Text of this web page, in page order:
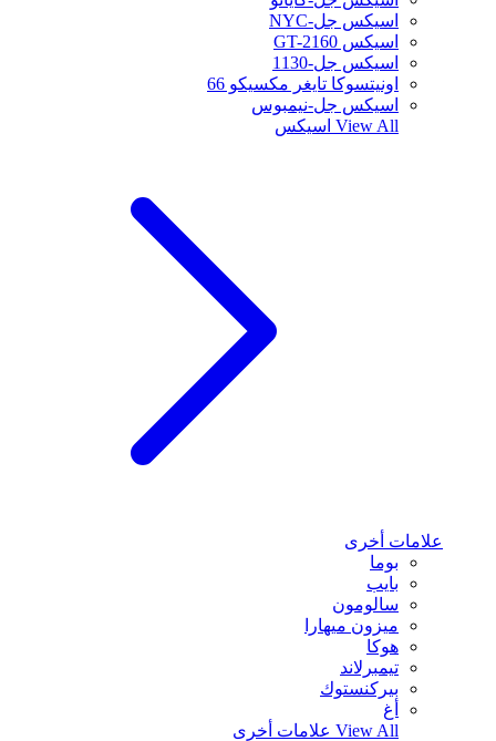
اسيكس جل-NYC
اسيكس GT-2160
اسيكس جل-1130
اونيتسوكا تايغر مكسيكو 66
اسيكس جل-نيمبوس
View All اسيكس
علامات أخرى
بوما
بايب
سالومون
ميزون ميهارا
هوكا
تيمبرلاند
بيركنستوك
أغ
View All علامات أخرى